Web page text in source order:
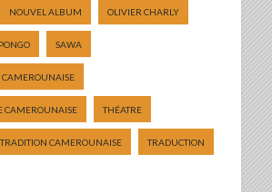
NOUVEL ALBUM OLIVIER CHARLY
PONGO SAWA
CAMEROUNAISE
CAMEROUNAISE THÉATRE
TRADITION CAMEROUNAISE TRADUCTION